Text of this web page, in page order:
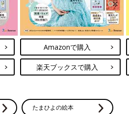
Amazonで購入
楽天ブックスで購入
たまひよの絵本